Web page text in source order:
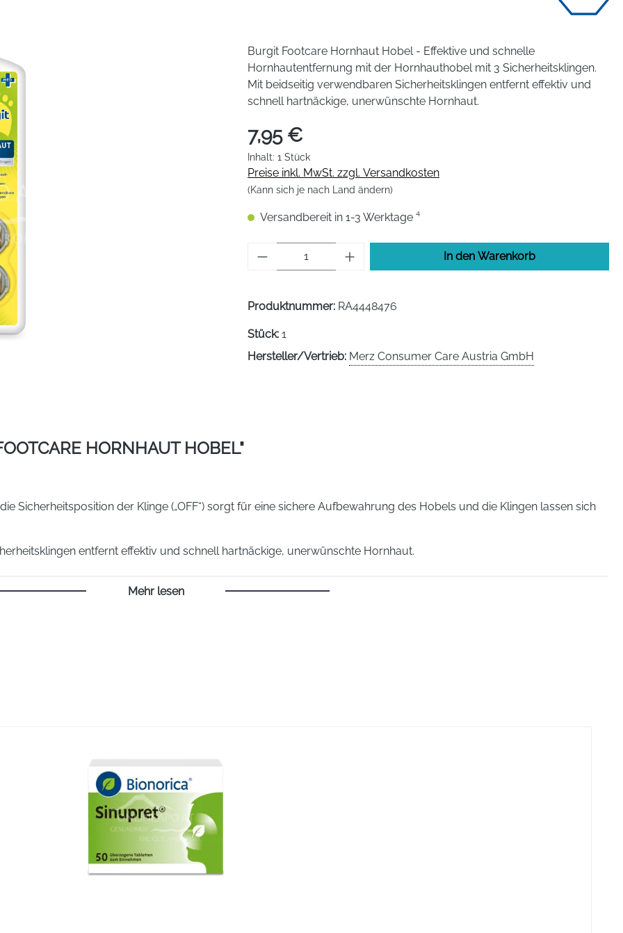
Burgit Footcare Hornhaut Hobel - Effektive und schnelle
Hornhautentfernung mit der Hornhauthobel mit 3 Sicherheitsklingen.
Mit beidseitig verwendbaren Sicherheitsklingen entfernt effektiv und
schnell hartnäckige, unerwünschte Hornhaut.
7,95 €
Inhalt: 1 Stück
Preise inkl. MwSt. zzgl. Versandkosten
(Kann sich je nach Land ändern)
Versandbereit in 1-3 Werktage ⁴
Produkt Anzahl: Gib den gewünschten Wert
In den Warenkorb
Produktnummer: RA4448476
Stück: 1
Hersteller/Vertrieb: Merz Consumer Care Austria GmbH
HORNHAUT HOBEL"
Sicherheitsposition der Klinge („OFF“) sorgt für eine sichere Aufbewahrung des Hobels und die Klingen lassen sich
entfernt effektiv und schnell hartnäckige, unerwünschte Hornhaut.
Die Sicherheits-Klinge am Griff in der Mitte soweit drehen, bis der Pfeil auf „ON“ zeigt. Den Hobel nun mit
um die Hornhaut in dünnen Schichten zu entfernen. Dabei nicht zu fest aufdrücken, um eine Verletzung zu
Kindern aufbewahren. Bei Diabetes oder schweren Hautdurchblutungsstörungen empfehlen wir vor der Verwendung
Mehr lesen